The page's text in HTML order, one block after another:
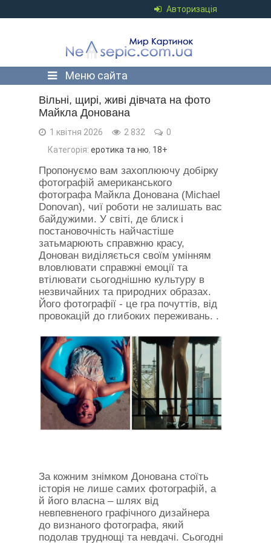
Авторизація
Меню сайта
Вільні, щирі, живі дівчата на фото
Майкла Донована
1 квітня 2026 2 832
0
Категорія: еротика та ню, 18+
Пропонуємо вам захоплюючу добірку
фотографій американського
фотографа Майкла Донована (Michael
Donovan), чиї роботи не залишать вас
байдужими. У світі, де блиск і
постановочність найчастіше
затьмарюють справжню красу,
Донован виділяється своїм умінням
вловлювати справжні емоції та
втілювати сьогоднішню культуру в
незвичайних та природних образах.
Його фотографії - це гра почуттів, від
провокацій до глибоких переживань. .
За кожним знімком Донована стоїть
історія не лише самих фотографій, а
й його власна – шлях від
невпевненого графічного дизайнера
до визнаного фотографа, який
подолав труднощі та невдачі. Сьогодні